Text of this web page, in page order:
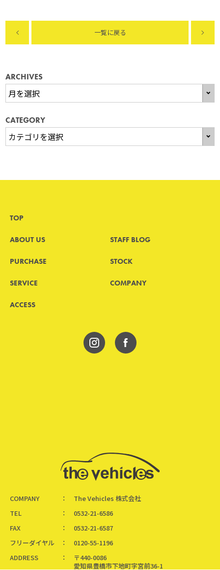
一覧に戻る
ARCHIVES
CATEGORY
TOP
ABOUT US STAFF BLOG
PURCHASE STOCK
SERVICE COMPANY
ACCESS
COMPANY
The Vehicles 株式会社
TEL
0532-21-6586
FAX
0532-21-6587
フリーダイヤル
0120-55-1196
ADDRESS
〒440-0086
愛知県豊橋市下地町字宮前36-1